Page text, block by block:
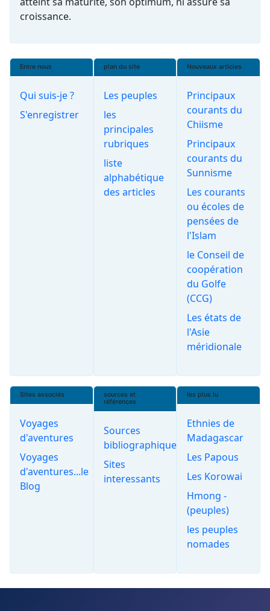
croissance.
Entre nous
Qui suis-je ?
S'enregistrer
plan du site
Les peuples
les
principales
rubriques
liste
alphabétique
des articles
Nouveaux articles
Principaux
courants du
Chiisme
Principaux
courants du
Sunnisme
Les courants
ou écoles de
pensées de
l'Islam
le Conseil de
coopération
du Golfe
(CCG)
Les états de
l'Asie
méridionale
Sites associés
Voyages
d'aventures
Voyages
d'aventures...le
Blog
sources et
références
Sources
bibliographiques
Sites
interessants
les plus lu
Ethnies de
Madagascar
Les Papous
Les Korowai
Hmong -
(peuples)
les peuples
nomades